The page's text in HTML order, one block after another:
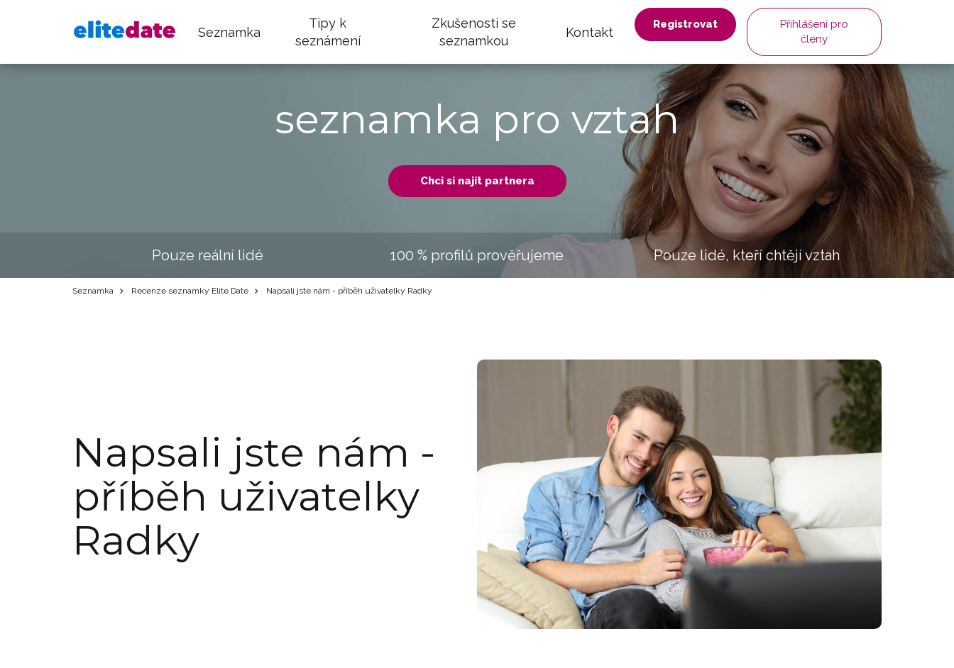
Seznamka
Tipy k
seznámení
Zkušenosti se
seznamkou
Kontakt
Registrovat
Přihlášení pro
členy
seznamka pro vztah
Chci si najít partnera
Pouze reální lidé 100 % profilů prověřujeme Pouze lidé, kteří chtějí vztah
Seznamka Recenze seznamky Elite Date Napsali jste nám - příběh uživatelky Radky
Napsali jste nám -
příběh uživatelky
Radky